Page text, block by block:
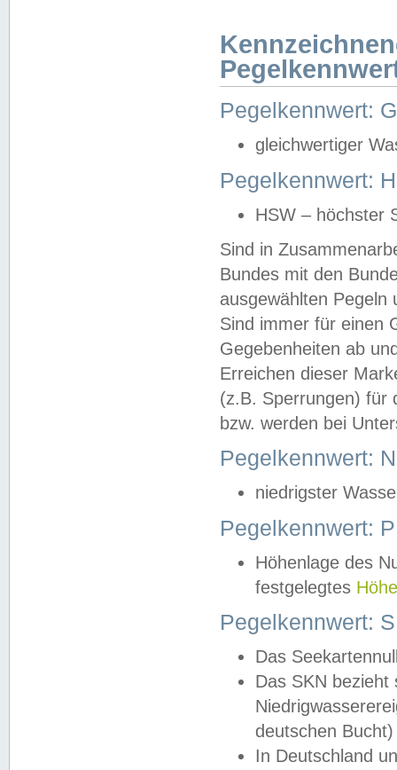
Pegelkennwert:
gleichwertiger
Pegelkennwert:
HSW – höchster
Sind in
Bundes mit den
ausgewählten
Sind immer für einen
Gegebenheiten ab
Erreichen dieser
(z.B. Sperrungen) für
bzw. werden bei
Pegelkennwert:
niedrigster
Pegelkennwert:
Höhenlage des
festgelegtes
Pegelkennwert:
Das
Das SKN
deutschen
In Deutschland